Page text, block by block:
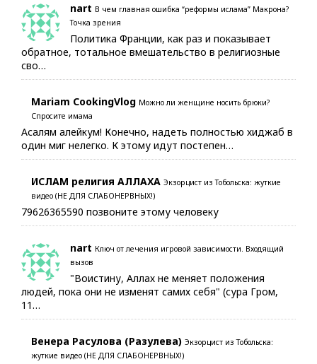
nart В чем главная ошибка “реформы ислама” Макрона?
Точка зрения
Политика Франции, как раз и показывает
обратное, тотальное вмешательство в религиозные
сво…
Mariam CookingVlog Можно ли женщине носить брюки?
Спросите имама
Асалям алейкум! Конечно, надеть полностью хиджаб в
один миг нелегко. К этому идут постепен…
ИСЛАМ религия АЛЛАХА Экзорцист из Тобольска: жуткие
видео (НЕ ДЛЯ СЛАБОНЕРВНЫХ!)
79626365590 позвоните этому человеку
nart Ключ от лечения игровой зависимости. Входящий
вызов
"Воистину, Аллах не меняет положения
людей, пока они не изменят самих себя" (сура Гром,
11…
Венера Расулова (Разулева) Экзорцист из Тобольска:
жуткие видео (НЕ ДЛЯ СЛАБОНЕРВНЫХ!)